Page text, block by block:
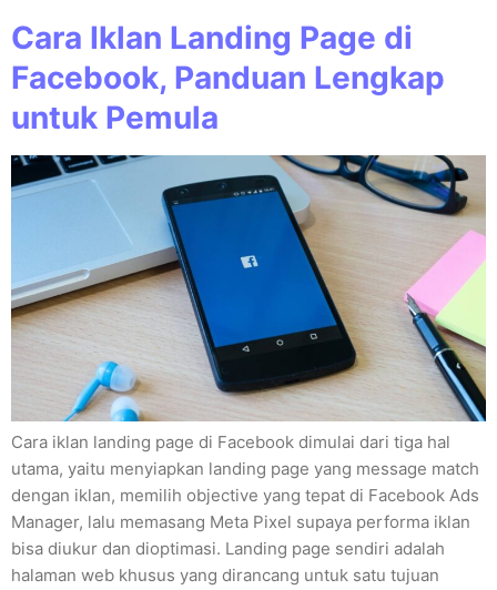
Cara Iklan Landing Page di
Facebook, Panduan Lengkap
untuk Pemula
Cara iklan landing page di Facebook dimulai dari tiga hal
utama, yaitu menyiapkan landing page yang message match
dengan iklan, memilih objective yang tepat di Facebook Ads
Manager, lalu memasang Meta Pixel supaya performa iklan
bisa diukur dan dioptimasi. Landing page sendiri adalah
halaman web khusus yang dirancang untuk satu tujuan